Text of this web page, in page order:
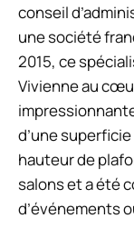
conseil
une société
2015, ce
Vivienne au
d’une
hauteur de
salons et a été
d’événements